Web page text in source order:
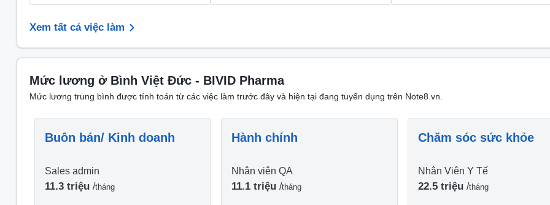
Xem tất cả việc làm
Mức lương ở Bình Việt Đức - BIVID Pharma
Mức lương trung bình được tính toán từ các việc làm trước đây và hiện tại đang tuyển dụng trên Note8.vn.
Buôn bán/ Kinh doanh
Sales admin
11.3 triệu /tháng
Hành chính
Nhân viên QA
11.1 triệu /tháng
Chăm sóc sức khỏe
Nhân Viên Y Tế
22.5 triệu /tháng